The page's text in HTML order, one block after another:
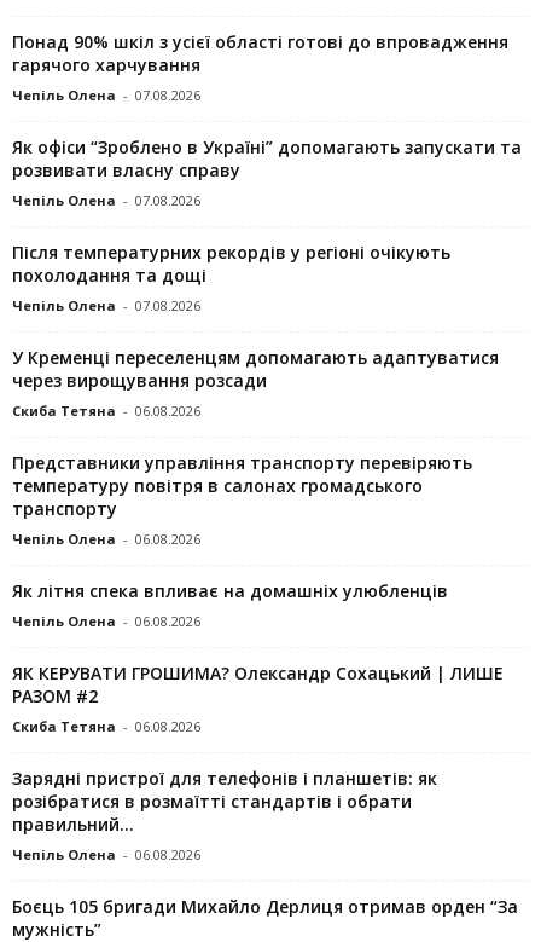
Понад 90% шкіл з усієї області готові до впровадження
гарячого харчування
Чепіль Олена - 07.08.2026
Як офіси “Зроблено в Україні” допомагають запускaти та
розвивати власну справу
Чепіль Олена - 07.08.2026
Після температурних рекордів у регіоні очікують
похолодання та дощі
Чепіль Олена - 07.08.2026
У Кременці переселенцям допомагають адаптуватися
через вирощування розсади
Скиба Тетяна - 06.08.2026
Представники управління транспорту перевіряють
температуру повітря в салонах громадського
транспорту
Чепіль Олена - 06.08.2026
Як літня спека впливає на домашніх улюбленців
Чепіль Олена - 06.08.2026
ЯК КЕРУВАТИ ГРОШИМА? Олександр Сохацький | ЛИШЕ
РАЗОМ #2
Скиба Тетяна - 06.08.2026
Зарядні пристрої для телефонів і планшетів: як
розібратися в розмаїтті стандартів і обрати
правильний...
Чепіль Олена - 06.08.2026
Боєць 105 бригади Михайло Дерлиця отримав орден “За
мужність”